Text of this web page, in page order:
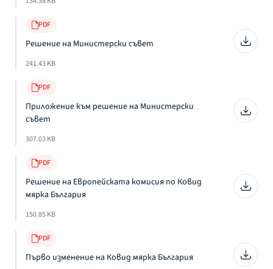
PDF
Решение на Министерски съвет
241.43 KB
PDF
Приложение към решение на Министерски
съвет
307.03 KB
PDF
Решение на Европейската комисия по Ковид
мярка България
150.85 KB
PDF
Първо изменение на Ковид мярка България